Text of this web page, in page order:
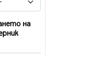
на